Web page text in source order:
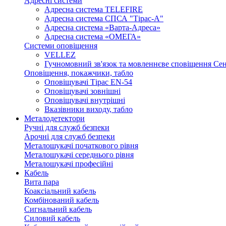
Адресна система TELEFIRE
Адресна система СПСА "Тірас-А"
Адресна система «Варта-Адреса»
Адресна система «ОМЕГА»
Системи оповіщення
VELLEZ
Гучномовний зв'язок та мовленнєве сповіщення
Оповіщення, покажчики, табло
Оповіщувачі Тірас EN-54
Оповіщувачі зовнішні
Оповіщувачі внутрішні
Вказівники виходу, табло
Металодетектори
Ручні для служб безпеки
Арочні для служб безпеки
Металошукачі початкового рівня
Металошукачі середнього рівня
Металошукачі професійні
Кабель
Вита пара
Коаксіальний кабель
Комбінований кабель
Сигнальний кабель
Силовий кабель